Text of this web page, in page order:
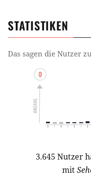
STATISTIKEN
Das sagen die Nutzer zu
3.645 Nutzer
mit